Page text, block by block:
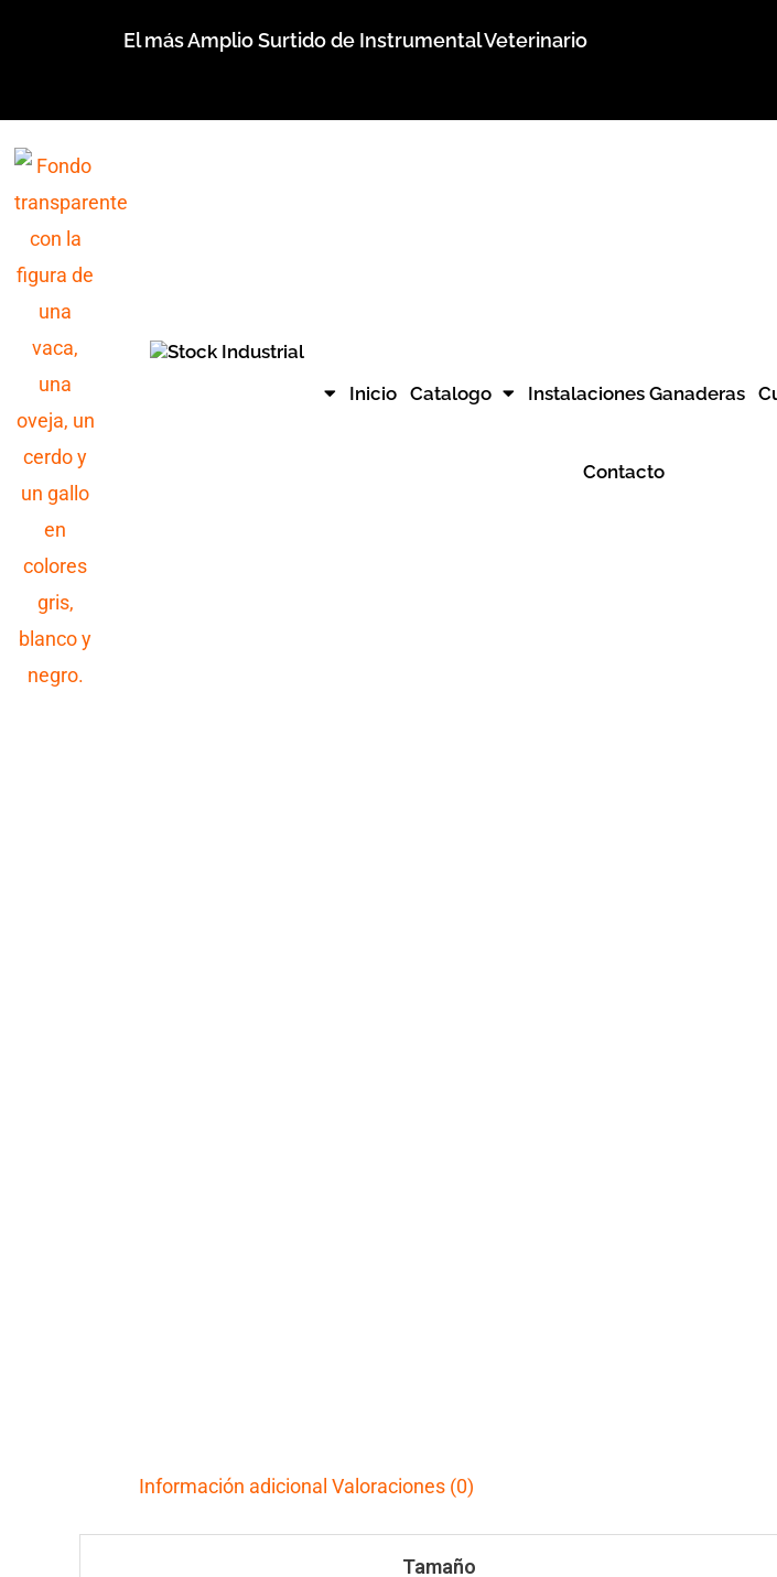
El más Amplio Surtido de Instrumental Veterinario
Inicio Catalogo Instalaciones Ganaderas
Contacto
Información adicional Valoraciones (0)
Tamaño